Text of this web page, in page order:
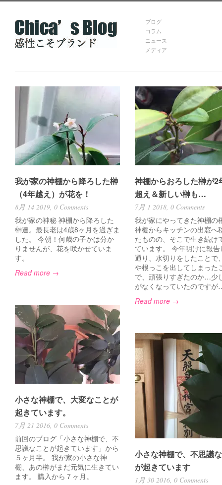
ブログ
コラム
ニュース
メディア
我が家の神棚から降ろした榊
（4年越え）が花を！
8月 14 2019, 0 Comments
我が家の神秘 神棚から降ろした
榊達。最長老は4歳8ヶ月を過ぎま
した。 今朝！何歳の子かは分か
りませんが、花を咲かせていま
す。
Read more →
神棚からおろした榊が2
超え＆新しい榊も…
7月 1 2018, 0 Comments
我が家にやってきた神棚の
神棚からキッチンの出窓へ
たものの、そこで生き続け
ています。 今年明けに報告
通り、水切りをしたことで
や根っこを出してしまった
で、頑張りすぎたのか…少
がなくなっていたのです
Read more →
小さな神棚で、大変なことが
起きています。
7月 21 2016, 0 Comments
前回のブログ「小さな神棚で、不
思議なことが起きています」から
５ヶ月半。 我が家の小さな神
棚、あの榊がまだ元気に生きてい
ます。 購入から７ヶ月。
小さな神棚で、不思議
が起きています
1月 30 2016, 0 Comments